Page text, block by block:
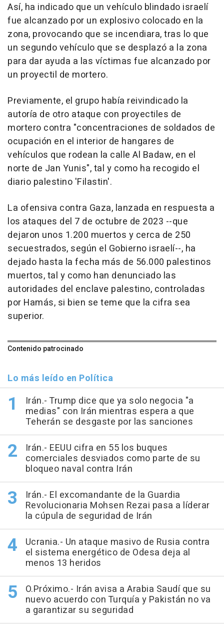
Así, ha indicado que un vehículo blindado israelí
fue alcanzado por un explosivo colocado en la
zona, provocando que se incendiara, tras lo que
un segundo vehículo que se desplazó a la zona
para dar ayuda a las víctimas fue alcanzado por
un proyectil de mortero.
Previamente, el grupo había reivindicado la
autoría de otro ataque con proyectiles de
mortero contra "concentraciones de soldados de
ocupación en el interior de hangares de
vehículos que rodean la calle Al Badaw, en el
norte de Jan Yunis", tal y como ha recogido el
diario palestino 'Filastin'.
La ofensiva contra Gaza, lanzada en respuesta a
los ataques del 7 de octubre de 2023 --que
dejaron unos 1.200 muertos y cerca de 250
secuestrados, según el Gobierno israelí--, ha
dejado hasta la fecha más de 56.000 palestinos
muertos, tal y como han denunciado las
autoridades del enclave palestino, controladas
por Hamás, si bien se teme que la cifra sea
superior.
Contenido patrocinado
Lo más leído en Política
Irán.- Trump dice que ya solo negocia "a
medias" con Irán mientras espera a que
Teherán se desgaste por las sanciones
Irán.- EEUU cifra en 55 los buques
comerciales desviados como parte de su
bloqueo naval contra Irán
Irán.- El excomandante de la Guardia
Revolucionaria Mohsen Rezai pasa a líderar
la cúpula de seguridad de Irán
Ucrania.- Un ataque masivo de Rusia contra
el sistema energético de Odesa deja al
menos 13 heridos
O.Próximo.- Irán avisa a Arabia Saudí que su
nuevo acuerdo con Turquía y Pakistán no va
a garantizar su seguridad